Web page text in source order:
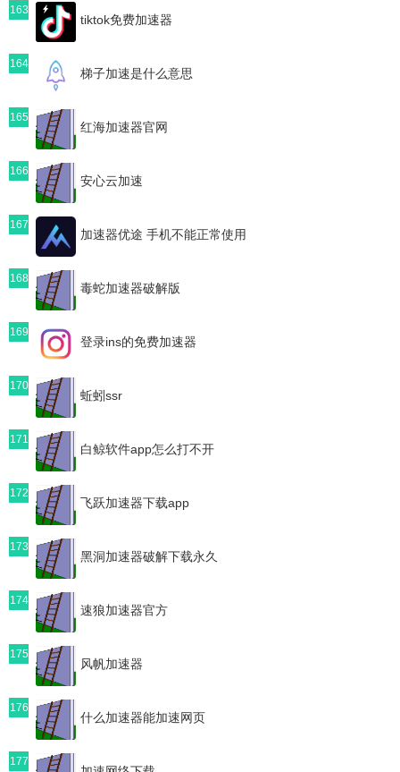
163
tiktok免费加速器
164
梯子加速是什么意思
165
红海加速器官网
166
安心云加速
167
加速器优途 手机不能正常使用
168
毒蛇加速器破解版
169
登录ins的免费加速器
170
蚯蚓ssr
171
白鲸软件app怎么打不开
172
飞跃加速器下载app
173
黑洞加速器破解下载永久
174
速狼加速器官方
175
风帆加速器
176
什么加速器能加速网页
177